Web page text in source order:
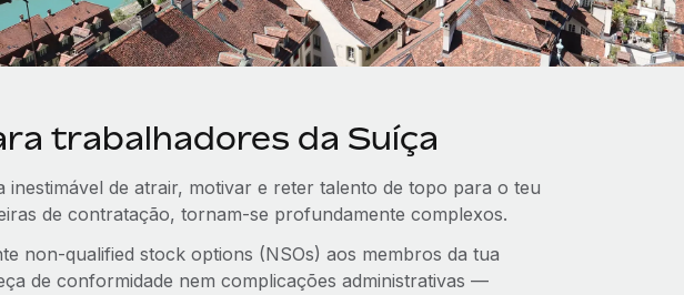
trabalhadores da Suíça
inestimável de atrair, motivar e reter talento de topo para o teu
de contratação, tornam‑se profundamente complexos.
non-qualified stock options (NSOs) aos membros da tua
de conformidade nem complicações administrativas —